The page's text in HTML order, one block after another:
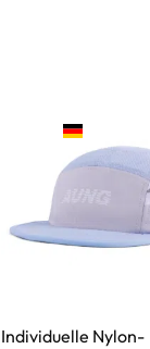
Individuelle Nylon-